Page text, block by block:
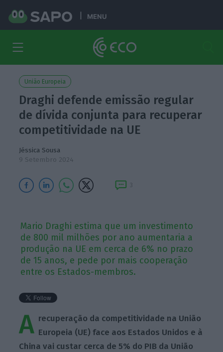
MENU
União Europeia
Draghi defende emissão regular
de dívida conjunta para recuperar
competitividade na UE
Jéssica Sousa
9 Setembro 2024
3
Mario Draghi estima que um investimento
de 800 mil milhões por ano aumentaria a
produção na UE em cerca de 6% no prazo
de 15 anos, e pede por mais cooperação
entre os Estados-membros.
A recuperação da competitividade na União
Europeia (UE) face aos Estados Unidos e à
China vai custar cerca de 5% do PIB da União